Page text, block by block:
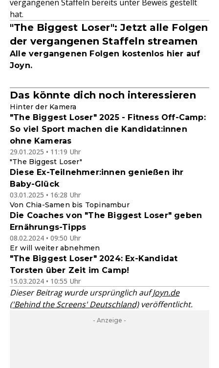
vergangenen Staffeln bereits unter Beweis gestellt
hat.
"The Biggest Loser": Jetzt alle Folgen
der vergangenen Staffeln streamen
Alle vergangenen Folgen kostenlos hier auf
Joyn.
Das könnte dich noch interessieren
Hinter der Kamera
"The Biggest Loser" 2025 - Fitness Off-Camp:
So viel Sport machen die Kandidat:innen
ohne Kameras
29.01.2025 • 11:19 Uhr
"The Biggest Loser"
Diese Ex-Teilnehmer:innen genießen ihr
Baby-Glück
03.01.2025 • 16:28 Uhr
Von Chia-Samen bis Topinambur
Die Coaches von "The Biggest Loser" geben
Ernährungs-Tipps
08.02.2024 • 09:50 Uhr
Er will weiter abnehmen
"The Biggest Loser" 2024: Ex-Kandidat
Torsten über Zeit im Camp!
15.03.2024 • 10:55 Uhr
Dieser Beitrag wurde ursprünglich aufJoyn.de
('Behind the Screens' Deutschland)veröffentlicht.
- Anzeige -